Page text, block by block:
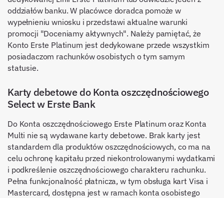
oddziałów banku. W placówce doradca pomoże w
wypełnieniu wniosku i przedstawi aktualne warunki
promocji "Doceniamy aktywnych". Należy pamiętać, że
Konto Erste Platinum jest dedykowane przede wszystkim
posiadaczom rachunków osobistych o tym samym
statusie.
Karty debetowe do Konta oszczędnościowego
Select w Erste Bank
Do Konta oszczędnościowego Erste Platinum oraz Konta
Multi nie są wydawane karty debetowe. Brak karty jest
standardem dla produktów oszczędnościowych, co ma na
celu ochronę kapitału przed niekontrolowanymi wydatkami
i podkreślenie oszczędnościowego charakteru rachunku.
Pełna funkcjonalność płatnicza, w tym obsługa kart Visa i
Mastercard, dostępna jest w ramach konta osobistego